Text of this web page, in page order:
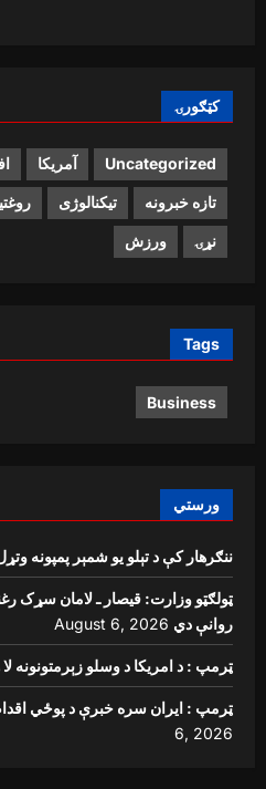
کټګورۍ
Uncategorized آمریکا
تازه خبرونه تیکنالوژی
نړۍ ورزش
Tags
Business
ورستي
ننګرهار کې د تېلو یو شمېر پمپونه
ټولګټو وزارت: قیصار ـ لامان سړک
روانې دي August 6, 2026
ټرمپ : د امریکا د وسلو زېرمتونونه
ټرمپ : ایران سره خبرې د پوځي
6, 2026